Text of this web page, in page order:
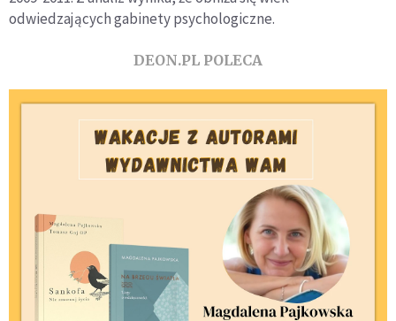
odwiedzających gabinety psychologiczne.
DEON.PL POLECA